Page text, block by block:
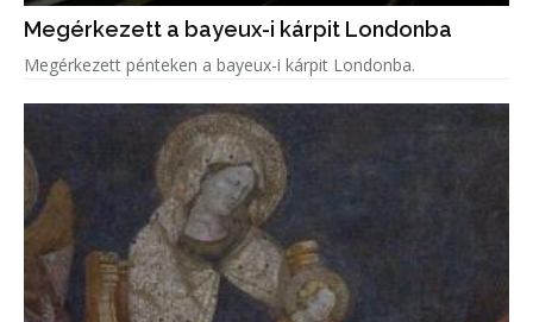
Megérkezett a bayeux-i kárpit Londonba
Megérkezett pénteken a bayeux-i kárpit Londonba.